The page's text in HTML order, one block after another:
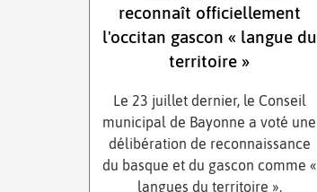
reconnaît officiellement
l'occitan gascon « langue du
territoire »
Le 23 juillet dernier, le Conseil
municipal de Bayonne a voté une
délibération de reconnaissance
du basque et du gascon comme «
langues du territoire ».